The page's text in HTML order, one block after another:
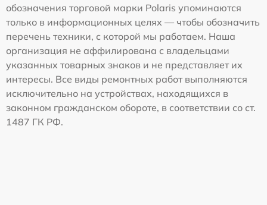
обозначения торговой марки Polaris упоминаются
только в информационных целях — чтобы обозначить
перечень техники, с которой мы работаем. Наша
организация не аффилирована с владельцами
указанных товарных знаков и не представляет их
интересы. Все виды ремонтных работ выполняются
исключительно на устройствах, находящихся в
законном гражданском обороте, в соответствии со ст.
1487 ГК РФ.